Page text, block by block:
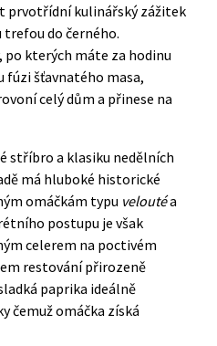
prvotřídní kulinářský zážitek
trefou do černého.
kterých máte za hodinu
fúzi šťavnatého masa,
celý dům a přinese na
stříbro a klasiku nedělních
má hluboké historické
omáčkám typu veloutéa
postupu je však
celerem na poctivém
restování přirozeně
paprika ideálně
čemuž omáčka získá